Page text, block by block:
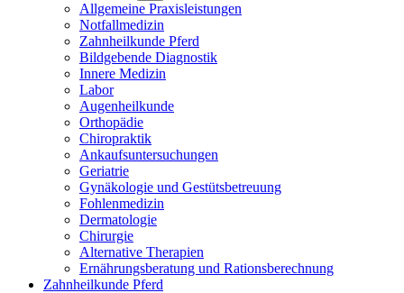
Allgemeine Praxisleistungen
Notfallmedizin
Zahnheilkunde Pferd
Bildgebende Diagnostik
Innere Medizin
Labor
Augenheilkunde
Orthopädie
Chiropraktik
Ankaufsuntersuchungen
Geriatrie
Gynäkologie und Gestütsbetreuung
Fohlenmedizin
Dermatologie
Chirurgie
Alternative Therapien
Ernährungsberatung und Rationsberechnung
Zahnheilkunde Pferd